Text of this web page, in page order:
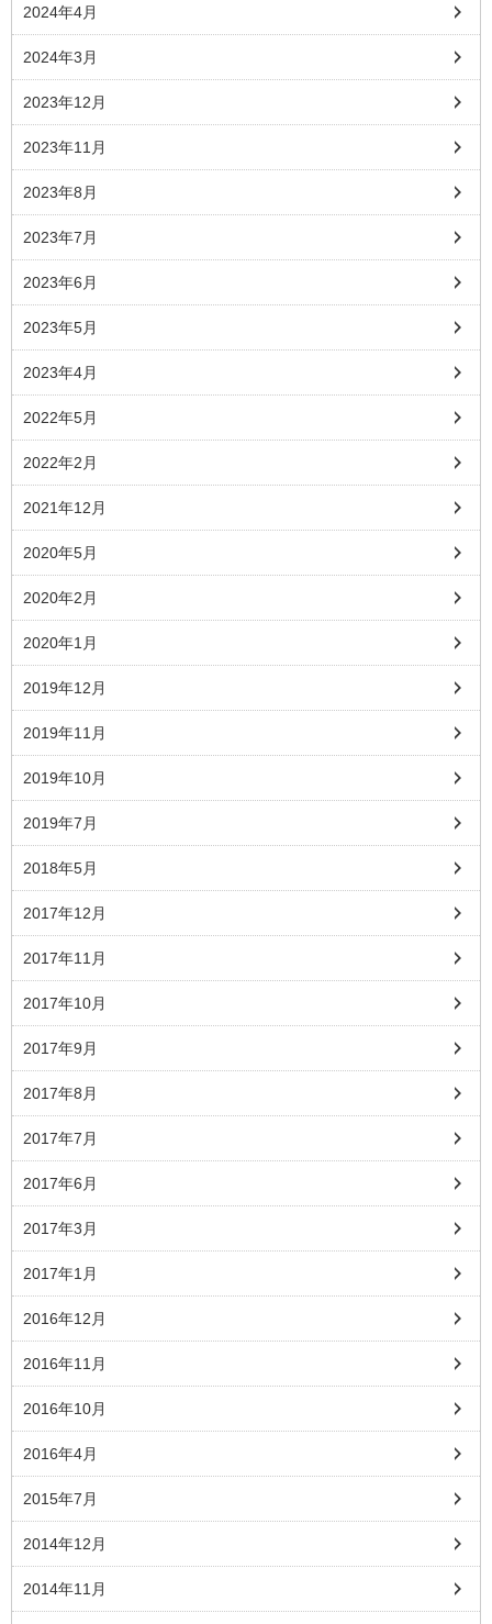
2024年4月
2024年3月
2023年12月
2023年11月
2023年8月
2023年7月
2023年6月
2023年5月
2023年4月
2022年5月
2022年2月
2021年12月
2020年5月
2020年2月
2020年1月
2019年12月
2019年11月
2019年10月
2019年7月
2018年5月
2017年12月
2017年11月
2017年10月
2017年9月
2017年8月
2017年7月
2017年6月
2017年3月
2017年1月
2016年12月
2016年11月
2016年10月
2016年4月
2015年7月
2014年12月
2014年11月